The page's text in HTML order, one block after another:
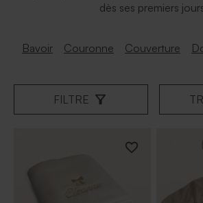
dès ses premiers
Bavoir Couronne Couverture
FILTRE